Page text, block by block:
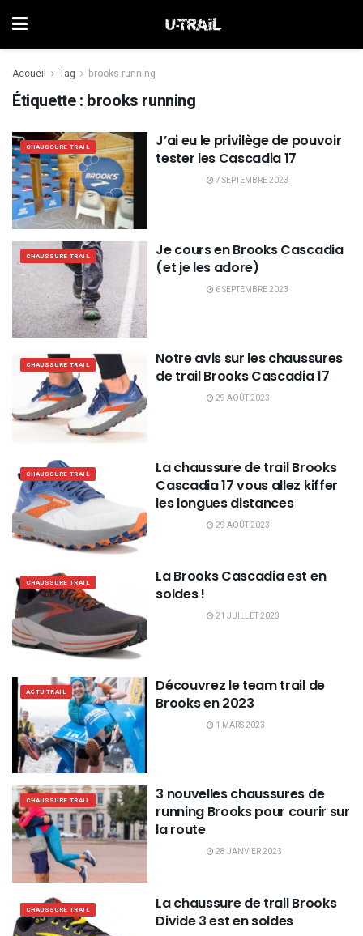
Accueil Tag brooks running
Étiquette : brooks running
CHAUSSURE TRAIL
J’ai eu le privilège de pouvoir
tester les Cascadia 17
7 SEPTEMBRE 2023
CHAUSSURE TRAIL
Je cours en Brooks Cascadia
(et je les adore)
6 SEPTEMBRE 2023
CHAUSSURE TRAIL
Notre avis sur les chaussures
de trail Brooks Cascadia 17
29 AOÛT 2023
CHAUSSURE TRAIL
La chaussure de trail Brooks
Cascadia 17 vous allez kiffer
les longues distances
29 AOÛT 2023
CHAUSSURE TRAIL
La Brooks Cascadia est en
soldes !
21 JUILLET 2023
ACTU TRAIL
Découvrez le team trail de
Brooks en 2023
1 MARS 2023
CHAUSSURE TRAIL
3 nouvelles chaussures de
running Brooks pour courir sur
la route
28 JANVIER 2023
CHAUSSURE TRAIL
La chaussure de trail Brooks
Divide 3 est en soldes